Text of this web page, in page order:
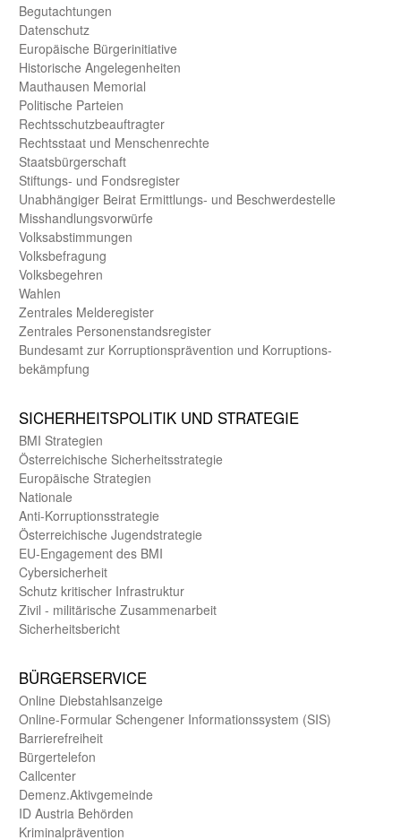
Begut­achtungen
Daten­schutz
Europäische Bürger­initiative
Historische Angelegen­heiten
Mauthausen Memorial
Politische Parteien
Rechts­schutz­beauftragter
Rechts­staat und Menschen­rechte
Staats­bürger­schaft
Stiftungs- und Fonds­register
Unab­hängiger Beirat Ermittlungs- und Beschwerde­stelle
Misshandlungs­vorwürfe
Volks­abstimmungen
Volks­befragung
Volks­begehren
Wahlen
Zentrales Melde­register
Zentrales Personen­stands­register
Bundes­amt zur Korrup­tions­prävention und Korrup­tions­
bekämpfung
SICHER­HEITS­POLITIK UND STRATEGIE
BMI Strategien
Öster­reichische Sicherheits­strategie
Europäische Strategien
Nationale
Anti-Korruptions­strategie
Öster­reichische Jugend­strategie
EU-Engagement des BMI
Cybersicherheit
Schutz kritischer Infra­struktur
Zivil - militärische Zusammen­arbeit
Sicherheits­bericht
BÜRGER­SERVICE
Online Diebstahls­anzeige
Online-Formular Schengener Informationssystem (SIS)
Barriere­freiheit
Bürger­telefon
Call­center
Demenz.Aktiv­gemeinde
ID Austria Behörden
Kriminal­prävention